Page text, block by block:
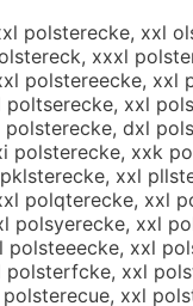
polsterecke, xxl
xxxl
polstereecke,
xxl
dxl
polsterecke, xxk
xxl
polqterecke, xxl
polsyerecke, xxl
xxl
xxl
xxl